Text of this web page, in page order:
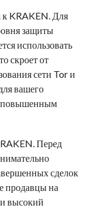
к KRAKEN. Для
защиты
использовать
скроет от
сети Tor и
вашего
повышенным
Перед
сделок
продавцы на
высокий